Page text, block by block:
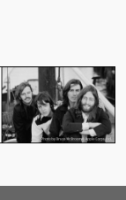
冬のアンセ
」、V
が作詞を手掛
でを回想す
ーナンバー
ワールドが
アルバム「Do
Thing」をリ
ングを達成
コンセプチ